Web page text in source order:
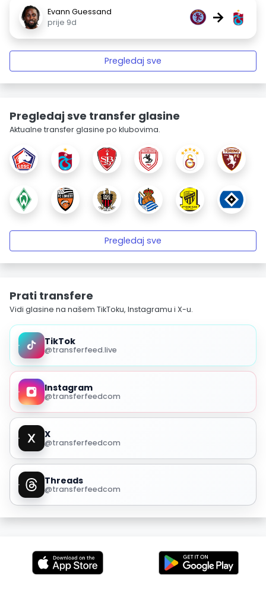
Evann Guessand
prije 9d
→
Pregledaj sve
Pregledaj sve transfer glasine
Aktualne transfer glasine po klubovima.
Pregledaj sve
Prati transfere
Vidi glasine na našem TikToku, Instagramu i X-u.
TikTok
@transferfeed.live
Instagram
@transferfeedcom
X
@transferfeedcom
Threads
@transferfeedcom